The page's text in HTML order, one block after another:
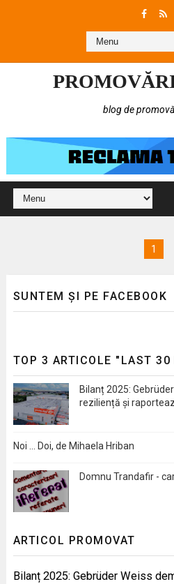
blog de
1
SUNTEM ȘI PE FACEBOOK
TOP 3 ARTICOLE "LAST 30
Bilanț 2025:
reziliență și
Noi … Doi, de Mihaela Hriban
Domnu Trandafir -
ARTICOL PROMOVAT
Bilanț 2025: Gebrüder Weiss